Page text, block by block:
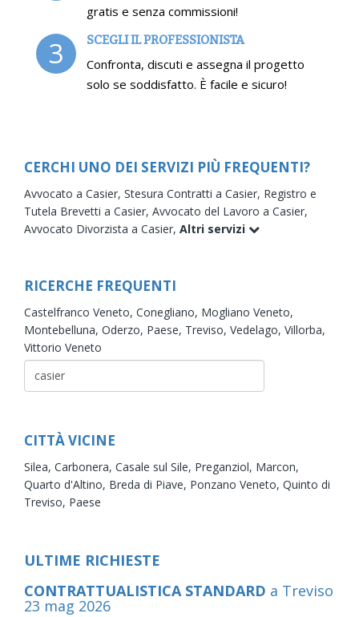
gratis e senza commissioni!
3 SCEGLI IL PROFESSIONISTA
Confronta, discuti e assegna il progetto
solo se soddisfatto. È facile e sicuro!
CERCHI UNO DEI SERVIZI PIÙ FREQUENTI?
Avvocato a Casier, Stesura Contratti a Casier, Registro e
Tutela Brevetti a Casier, Avvocato del Lavoro a Casier,
Avvocato Divorzista a Casier, Altri servizi
RICERCHE FREQUENTI
Castelfranco Veneto, Conegliano, Mogliano Veneto,
Montebelluna, Oderzo, Paese, Treviso, Vedelago, Villorba,
Vittorio Veneto
CITTÀ VICINE
Silea, Carbonera, Casale sul Sile, Preganziol, Marcon,
Quarto d'Altino, Breda di Piave, Ponzano Veneto, Quinto di
Treviso, Paese
ULTIME RICHIESTE
CONTRATTUALISTICA STANDARD a Treviso
23 mag 2026